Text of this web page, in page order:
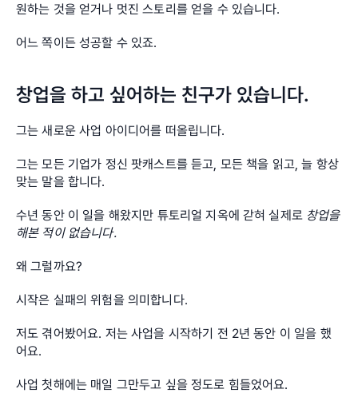
원하는 것을 얻거나 멋진 스토리를 얻을 수 있습니다.
어느 쪽이든 성공할 수 있죠.
창업을 하고 싶어하는 친구가 있습니다.
그는 새로운 사업 아이디어를 떠올립니다.
그는 모든 기업가 정신 팟캐스트를 듣고, 모든 책을 읽고, 늘 항상
맞는 말을 합니다.
수년 동안 이 일을 해왔지만 튜토리얼 지옥에 갇혀 실제로 창업을
해본 적이 없습니다.
왜 그럴까요?
시작은 실패의 위험을 의미합니다.
저도 겪어봤어요. 저는 사업을 시작하기 전 2년 동안 이 일을 했
어요.
사업 첫해에는 매일 그만두고 싶을 정도로 힘들었어요.